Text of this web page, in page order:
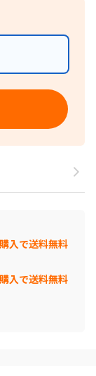
入で送料無料
入で送料無料